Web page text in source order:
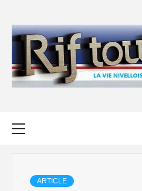
content
ARTICLE